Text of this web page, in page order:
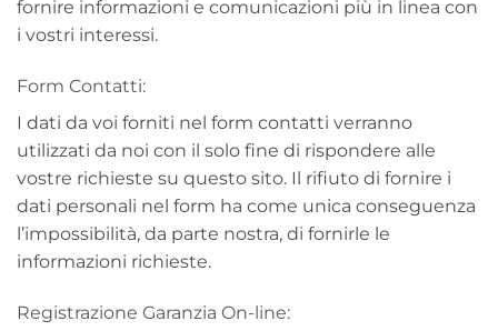
fornire informazioni e comunicazioni più in linea con
i vostri interessi.
Form Contatti:
I dati da voi forniti nel form contatti verranno
utilizzati da noi con il solo fine di rispondere alle
vostre richieste su questo sito. Il rifiuto di fornire i
dati personali nel form ha come unica conseguenza
l’impossibilità, da parte nostra, di fornirle le
informazioni richieste.
Registrazione Garanzia On-line: